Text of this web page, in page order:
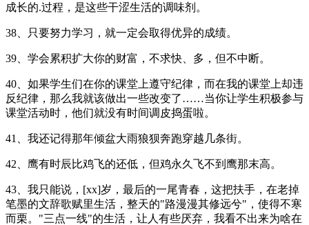
成长的.过程，是这些干涩生活的调味剂。
38、只要努力学习，就一定会取得优异的成绩。
39、学会累积扩大你的财富，不求快、多，但不中断。
40、如果学生们在你的课堂上遵守纪律，而在我的课堂上却违
反纪律，那么我就该做出一些改变了……当你让学生积极参与
课堂活动时，他们就没有时间调皮捣蛋啦。
41、我还记得那年倾盆大雨狼狈奔跑穿越几条街。
42、鹰有时辰比鸡飞的还低，但鸡永久飞不到鹰那末高。
43、我只能说，[xx]岁，最后的一尾青春，这把扶手，在老掉
笔墨的文辞歌赋里生活，整天的"路漫漫其修远兮"，使得不寒
而栗。"三点一线"的生活，让人有些厌弃，我看不出来为啥在